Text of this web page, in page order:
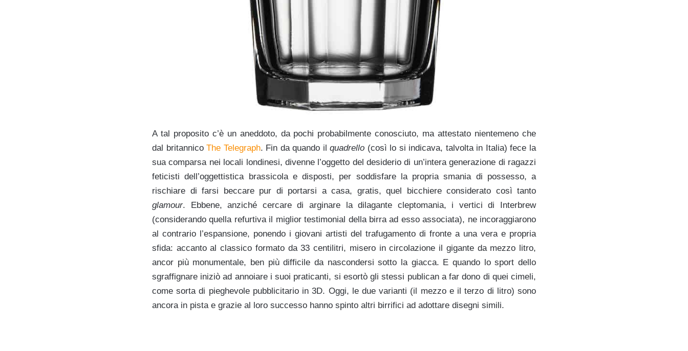
A tal proposito c’è un aneddoto, da pochi probabilmente conosciuto, ma attestato nientemeno che
dal britannicoThe Telegraph. Fin da quando ilquadrello (così lo si indicava, talvolta in Italia) fece la
sua comparsa nei locali londinesi, divenne l’oggetto del desiderio di un’intera generazione di ragazzi
feticisti dell’oggettistica brassicola e disposti, per soddisfare la propria smania di possesso, a
rischiare di farsi beccare pur di portarsi a casa, gratis, quel bicchiere considerato così tanto
glamour. Ebbene, anziché cercare di arginare la dilagante cleptomania, i vertici di Interbrew
(considerando quella refurtiva il miglior testimonial della birra ad esso associata), ne incoraggiarono
al contrario l’espansione, ponendo i giovani artisti del trafugamento di fronte a una vera e propria
sfida: accanto al classico formato da 33 centilitri, misero in circolazione il gigante da mezzo litro,
ancor più monumentale, ben più difficile da nascondersi sotto la giacca. E quando lo sport dello
sgraffignare iniziò ad annoiare i suoi praticanti, si esortò gli stessi publican a far dono di quei cimeli,
come sorta di pieghevole pubblicitario in 3D. Oggi, le due varianti (il mezzo e il terzo di litro) sono
ancora in pista e grazie al loro successo hanno spinto altri birrifici ad adottare disegni simili.